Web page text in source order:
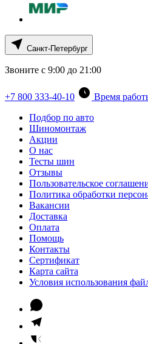
Санкт-Петербург
Звоните с 9:00 до 21:00
+7 800 333-40-10
Время
Подбор по авто
Шиномонтаж
Акции
О нас
Тесты шин
Отзывы
Пользовательское
Политика обработки
Вакансии
Доставка
Оплата
Помощь
Контакты
Сертификат
Карта сайта
Условия использования